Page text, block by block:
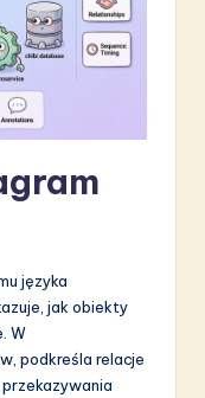
języka
jak obiekty
W
podkreśla relacje